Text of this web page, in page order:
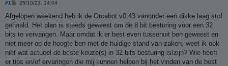
#1
B
r
c
h
25/10/23, 14:04
Afgelopen weekend heb ik de Orcabot v0.43 vanonder een dikke laag stof
gehaald. Het plan is steeds geweest om de 8 bit besturing voor een 32
bits te vervangen. Maar omdat ik er best even tussenuit ben geweest en
niet meer op de hoogte ben met de huidige stand van zaken, weet ik ook
niet wat actueel de beste keuze(s) in 32 bits besturing is/zijn? Wie heeft
er tips en/of ervaringen die mij kunnen helpen bij het vinden van de best